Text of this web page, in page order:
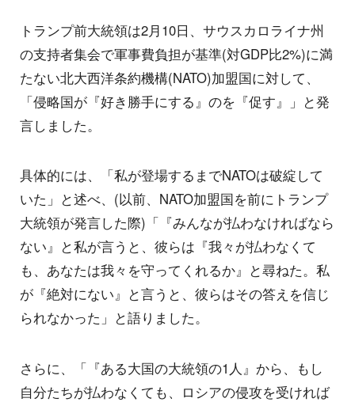
トランプ前大統領は2月10日、サウスカロライナ州
の支持者集会で軍事費負担が基準(対GDP比2%)に満
たない北大西洋条約機構(NATO)加盟国に対して、
「侵略国が『好き勝手にする』のを『促す』」と発
言しました。
具体的には、「私が登場するまでNATOは破綻して
いた」と述べ、(以前、NATO加盟国を前にトランプ
大統領が発言した際)「『みんなが払わなければなら
ない』と私が言うと、彼らは『我々が払わなくて
も、あなたは我々を守ってくれるか』と尋ねた。私
が『絶対にない』と言うと、彼らはその答えを信じ
られなかった」と語りました。
さらに、「『ある大国の大統領の1人』から、もし
自分たちが払わなくても、ロシアの侵攻を受ければ